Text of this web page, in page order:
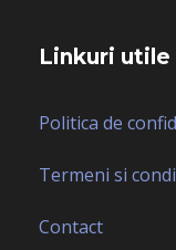
Linkuri utile
Politica de
Termeni si
Contact